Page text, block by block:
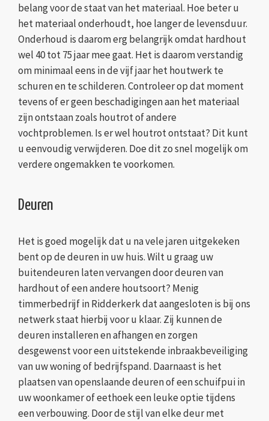
belang voor de staat van het materiaal. Hoe beter u
het materiaal onderhoudt, hoe langer de levensduur.
Onderhoud is daarom erg belangrijk omdat hardhout
wel 40 tot 75 jaar mee gaat. Het is daarom verstandig
om minimaal eens in de vijf jaar het houtwerk te
schuren en te schilderen. Controleer op dat moment
tevens of er geen beschadigingen aan het materiaal
zijn ontstaan zoals houtrot of andere
vochtproblemen. Is er wel houtrot ontstaat? Dit kunt
u eenvoudig verwijderen. Doe dit zo snel mogelijk om
verdere ongemakken te voorkomen.
Deuren
Het is goed mogelijk dat u na vele jaren uitgekeken
bent op de deuren in uw huis. Wilt u graag uw
buitendeuren laten vervangen door deuren van
hardhout of een andere houtsoort? Menig
timmerbedrijf in Ridderkerk dat aangesloten is bij ons
netwerk staat hierbij voor u klaar. Zij kunnen de
deuren installeren en afhangen en zorgen
desgewenst voor een uitstekende inbraakbeveiliging
van uw woning of bedrijfspand. Daarnaast is het
plaatsen van openslaande deuren of een schuifpui in
uw woonkamer of eethoek een leuke optie tijdens
een verbouwing. Door de stijl van elke deur met